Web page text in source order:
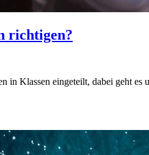
richtigen?
in Klassen eingeteilt, dabei geht